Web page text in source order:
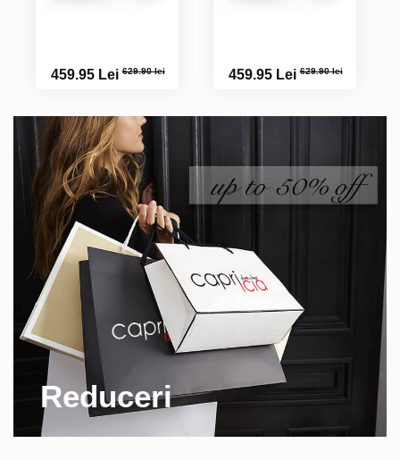
459.95 Lei629.90 lei 459.95 Lei629.90 lei
Reduceri